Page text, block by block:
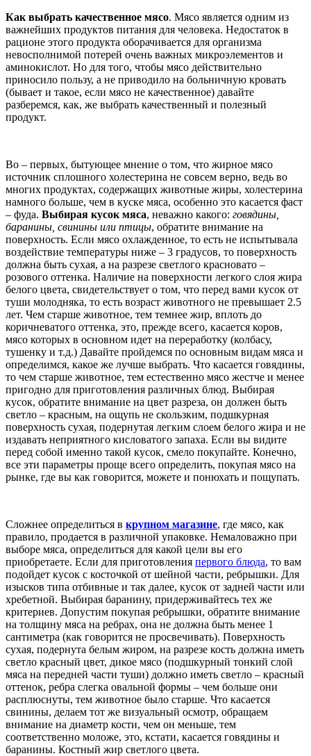
Как выбрать качественное мясо. Мясо является одним из
важнейших продуктов питания для человека. Недостаток в
рационе этого продукта оборачивается для организма
невосполнимой потерей очень важных микроэлементов и
аминокислот. Но для того, чтобы мясо действительно
приносило пользу, а не приводило на больничную кровать
(бывает и такое, если мясо не качественное) давайте
разберемся, как, же выбрать качественный и полезный
продукт.
Во – первых, бытующее мнение о том, что жирное мясо
источник сплошного холестерина не совсем верно, ведь во
многих продуктах, содержащих животные жиры, холестерина
намного больше, чем в куске мяса, особенно это касается фаст
– фуда. Выбирая кусок мяса, неважно какого: говядины,
баранины, свинины или птицы, обратите внимание на
поверхность. Если мясо охлажденное, то есть не испытывала
воздействие температуры ниже – 3 градусов, то поверхность
должна быть сухая, а на разрезе светлого красновато –
розового оттенка. Наличие на поверхности легкого слоя жира
белого цвета, свидетельствует о том, что перед вами кусок от
туши молодняка, то есть возраст животного не превышает 2.5
лет. Чем старше животное, тем темнее жир, вплоть до
коричневатого оттенка, это, прежде всего, касается коров,
мясо которых в основном идет на переработку (колбасу,
тушенку и т.д.) Давайте пройдемся по основным видам мяса и
определимся, какое же лучше выбрать. Что касается говядины,
то чем старше животное, тем естественно мясо жестче и менее
пригодно для приготовления различных блюд. Выбирая
кусок, обратите внимание на цвет разреза, он должен быть
светло – красным, на ощупь не скользким, подшкурная
поверхность сухая, подернутая легким слоем белого жира и не
издавать неприятного кисловатого запаха. Если вы видите
перед собой именно такой кусок, смело покупайте. Конечно,
все эти параметры проще всего определить, покупая мясо на
рынке, где вы как говорится, можете и понюхать и пощупать.
Сложнее определиться в крупном магазине, где мясо, как
правило, продается в различной упаковке. Немаловажно при
выборе мяса, определиться для какой цели вы его
приобретаете. Если для приготовления первого блюда, то вам
подойдет кусок с косточкой от шейной части, ребрышки. Для
изысков типа отбивные и так далее, кусок от задней части или
хребетной. Выбирая баранину, придерживайтесь тех же
критериев. Допустим покупая ребрышки, обратите внимание
на толщину мяса на ребрах, она не должна быть менее 1
сантиметра (как говорится не просвечивать). Поверхность
сухая, подернута белым жиром, на разрезе кость должна иметь
светло красный цвет, дикое мясо (подшкурный тонкий слой
мяса на передней части туши) должно иметь светло – красный
оттенок, ребра слегка овальной формы – чем больше они
расплюснуты, тем животное было старше. Что касается
свинины, делаем тот же визуальный осмотр, обращаем
внимание на диаметр кости, чем он меньше, тем
соответственно моложе, это, кстати, касается говядины и
баранины. Костный жир светлого цвета.